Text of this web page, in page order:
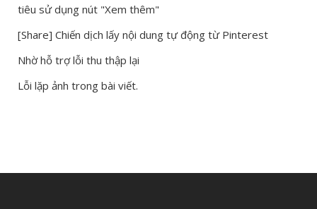
tiêu sử dụng nút "Xem thêm"
[Share] Chiến dịch lấy nội dung tự động từ Pinterest
Nhờ hỗ trợ lỗi thu thập lại
Lỗi lặp ảnh trong bài viết.